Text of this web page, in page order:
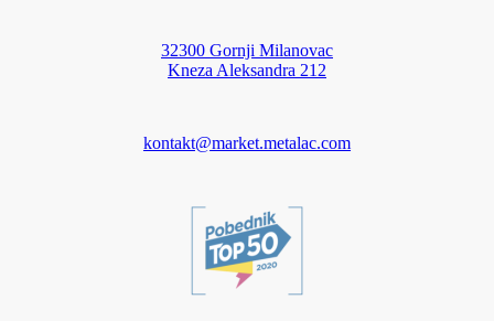
32300 Gornji Milanovac
Kneza Aleksandra 212
kontakt@market.metalac.com